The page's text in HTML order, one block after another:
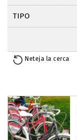
Neteja la cerca
+
−